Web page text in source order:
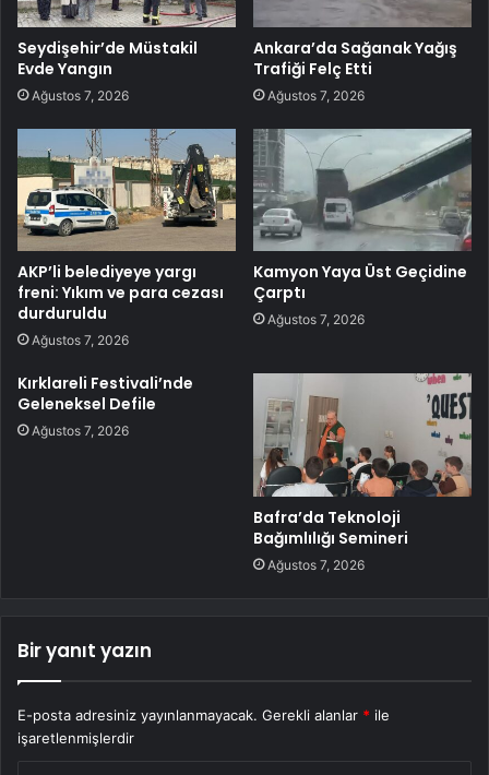
Seydişehir’de Müstakil
Evde Yangın
Ağustos 7, 2026
Ankara’da Sağanak Yağış
Trafiği Felç Etti
Ağustos 7, 2026
AKP’li belediyeye yargı
freni: Yıkım ve para cezası
durduruldu
Ağustos 7, 2026
Kamyon Yaya Üst Geçidine
Çarptı
Ağustos 7, 2026
Kırklareli Festivali’nde
Geleneksel Defile
Ağustos 7, 2026
Bafra’da Teknoloji
Bağımlılığı Semineri
Ağustos 7, 2026
Bir yanıt yazın
E-posta adresiniz yayınlanmayacak. Gerekli alanlar * ile
işaretlenmişlerdir